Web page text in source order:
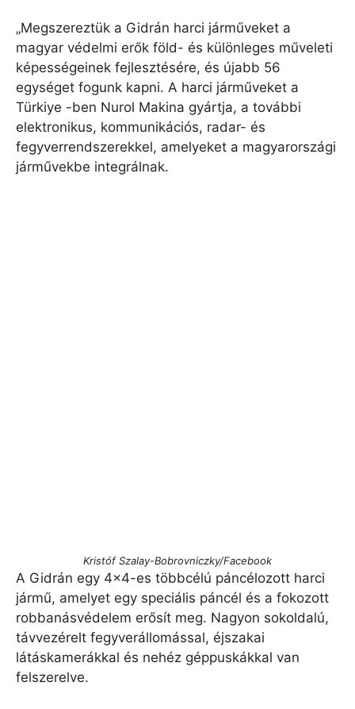
„Megszereztük a Gidrán harci járműveket a
magyar védelmi erők föld- és különleges műveleti
képességeinek fejlesztésére, és újabb 56
egységet fogunk kapni. A harci járműveket a
Türkiye -ben Nurol Makina gyártja, a további
elektronikus, kommunikációs, radar- és
fegyverrendszerekkel, amelyeket a magyarországi
járművekbe integrálnak.
Kristóf Szalay-Bobrovniczky/Facebook
A Gidrán egy 4×4-es többcélú páncélozott harci
jármű, amelyet egy speciális páncél és a fokozott
robbanásvédelem erősít meg. Nagyon sokoldalú,
távvezérelt fegyverállomással, éjszakai
látáskamerákkal és nehéz géppuskákkal van
felszerelve.